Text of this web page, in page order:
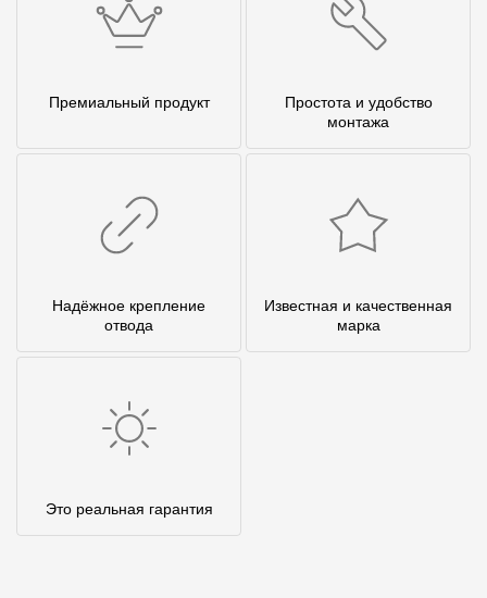
Премиальный продукт
Простота и удобство
монтажа
Надёжное крепление
отвода
Известная и качественная
марка
Это реальная гарантия